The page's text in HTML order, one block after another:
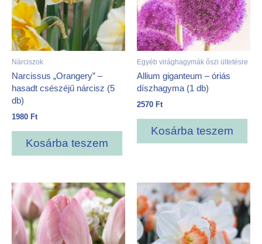
Nárciszok
Narcissus „Orangery” –
hasadt csészéjű nárcisz (5
db)
1980 Ft
Kosárba teszem
Egyéb virághagymák őszi ültetésre
Allium giganteum – óriás
díszhagyma (1 db)
2570 Ft
Kosárba teszem